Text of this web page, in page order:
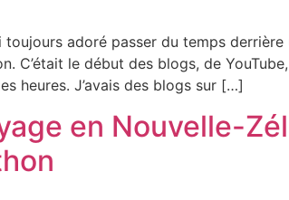
adoré passer du temps
C’était le début des blogs, de
heures. J’avais des blogs sur […]
en Nouvelle-